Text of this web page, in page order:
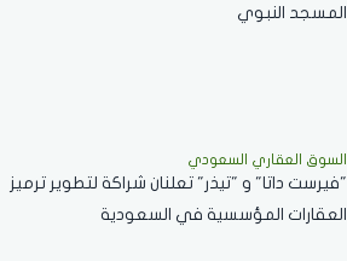
المسجد النبوي
السوق العقاري السعودي
"فيرست داتا" و "تيذر" تعلنان شراكة لتطوير ترميز
العقارات المؤسسية في السعودية